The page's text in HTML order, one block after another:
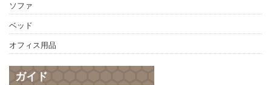
ソファ
ベッド
オフィス用品
ガイド